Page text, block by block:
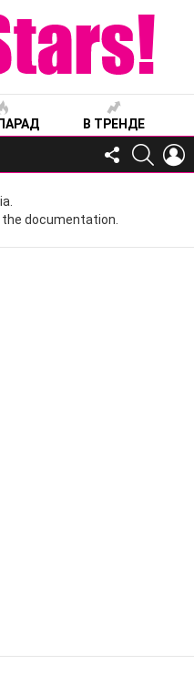
В ТРЕНДЕ
FOLLOW
US
documentation.